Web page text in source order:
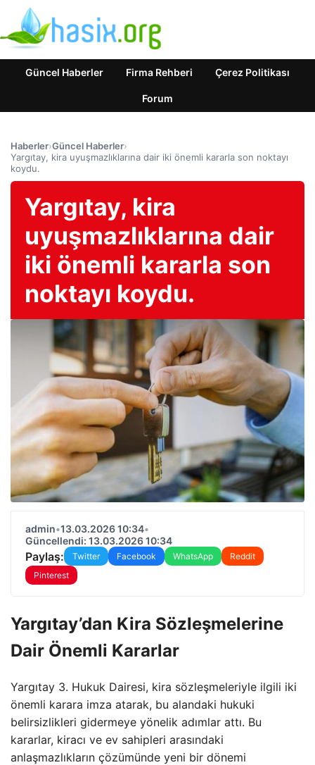
Güncel Haberler Firma Rehberi Çerez Politikası
Forum
Haberler›Güncel Haberler›
Yargıtay, kira uyuşmazlıklarına dair iki önemli kararla son noktayı
koydu.
Yargıtay, kira
uyuşmazlıklarına dair
iki önemli kararla son
noktayı koydu.
admin•13.03.2026 10:34•
Güncellendi: 13.03.2026 10:34
Paylaş: Twitter Facebook WhatsApp
Reddit
Pinterest
Yargıtay’dan Kira Sözleşmelerine
Dair Önemli Kararlar
Yargıtay 3. Hukuk Dairesi, kira sözleşmeleriyle ilgili iki
önemli karara imza atarak, bu alandaki hukuki
belirsizlikleri gidermeye yönelik adımlar attı. Bu
kararlar, kiracı ve ev sahipleri arasındaki
anlaşmazlıkların çözümünde yeni bir dönemi